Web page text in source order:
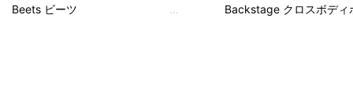
Beets ビーツ
Backstage クロスボディ